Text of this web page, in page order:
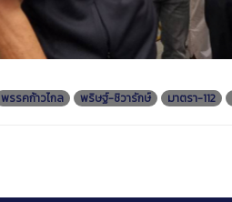
พรรคก้าวไกล พริษฐ์-ชิวารักษ์ มาตรา-112